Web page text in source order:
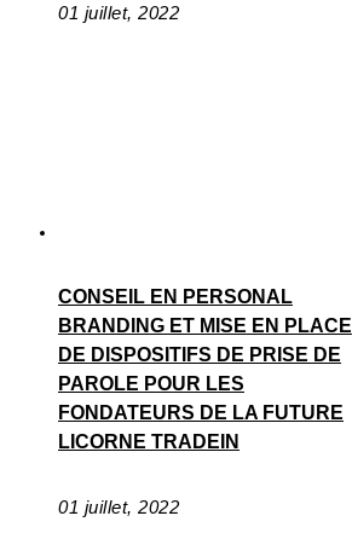
01 juillet, 2022
CONSEIL EN PERSONAL
BRANDING ET MISE EN PLACE
DE DISPOSITIFS DE PRISE DE
PAROLE POUR LES
FONDATEURS DE LA FUTURE
LICORNE TRADEIN
01 juillet, 2022